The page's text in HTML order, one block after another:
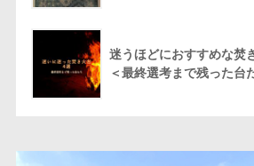
迷うほどにおすすめな焚
＜最終選考まで残った台